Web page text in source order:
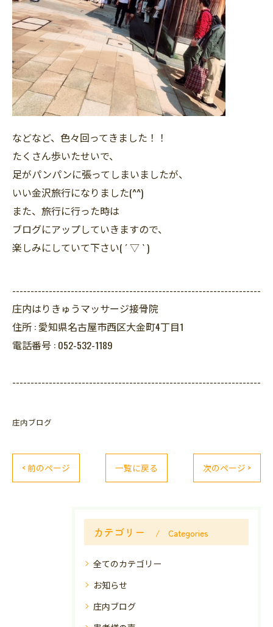
などなど、色々回ってきました！！
たくさん歩いたせいで、
足がパンパンに張ってしまいましたが、
いい金沢旅行になりました(^^)
また、旅行に行った時は
ブログにアップしていきますので、
楽しみにしていて下さい( ´ ▽ ` )
--------------------------------------------------------------------
庄内はりきゅうマッサージ接骨院
住所 : 愛知県名古屋市西区大金町4丁目1
電話番号 : 052-532-1189
--------------------------------------------------------------------
庄内ブログ
< 前のページ 一覧に戻る 次のページ >
カテゴリー Categories
全てのカテゴリー
お知らせ
庄内ブログ